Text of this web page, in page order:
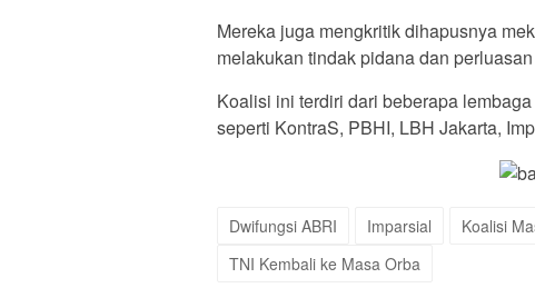
Mereka juga mengkritik dihapusnya
melakukan tindak pidana dan
Koalisi ini terdiri dari beberapa
seperti KontraS, PBHI, LBH Jakarta,
Dwifungsi ABRI Imparsial Koalisi
TNI Kembali ke Masa Orba